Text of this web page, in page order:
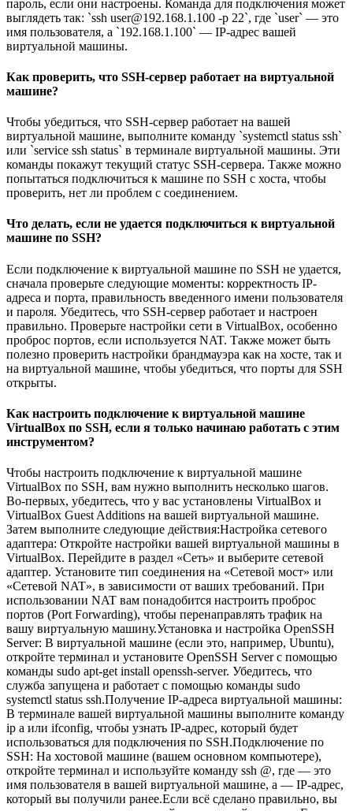
пароль, если они настроены. Команда для подключения может
выглядеть так: `ssh user@192.168.1.100 -p 22`, где `user` — это
имя пользователя, а `192.168.1.100` — IP-адрес вашей
виртуальной машины.
Как проверить, что SSH-сервер работает на виртуальной
машине?
Чтобы убедиться, что SSH-сервер работает на вашей
виртуальной машине, выполните команду `systemctl status ssh`
или `service ssh status` в терминале виртуальной машины. Эти
команды покажут текущий статус SSH-сервера. Также можно
попытаться подключиться к машине по SSH с хоста, чтобы
проверить, нет ли проблем с соединением.
Что делать, если не удается подключиться к виртуальной
машине по SSH?
Если подключение к виртуальной машине по SSH не удается,
сначала проверьте следующие моменты: корректность IP-
адреса и порта, правильность введенного имени пользователя
и пароля. Убедитесь, что SSH-сервер работает и настроен
правильно. Проверьте настройки сети в VirtualBox, особенно
проброс портов, если используется NAT. Также может быть
полезно проверить настройки брандмауэра как на хосте, так и
на виртуальной машине, чтобы убедиться, что порты для SSH
открыты.
Как настроить подключение к виртуальной машине
VirtualBox по SSH, если я только начинаю работать с этим
инструментом?
Чтобы настроить подключение к виртуальной машине
VirtualBox по SSH, вам нужно выполнить несколько шагов.
Во-первых, убедитесь, что у вас установлены VirtualBox и
VirtualBox Guest Additions на вашей виртуальной машине.
Затем выполните следующие действия:Настройка сетевого
адаптера: Откройте настройки вашей виртуальной машины в
VirtualBox. Перейдите в раздел «Сеть» и выберите сетевой
адаптер. Установите тип соединения на «Сетевой мост» или
«Сетевой NAT», в зависимости от ваших требований. При
использовании NAT вам понадобится настроить проброс
портов (Port Forwarding), чтобы перенаправлять трафик на
вашу виртуальную машину.Установка и настройка OpenSSH
Server: В виртуальной машине (если это, например, Ubuntu),
откройте терминал и установите OpenSSH Server с помощью
команды sudo apt-get install openssh-server. Убедитесь, что
служба запущена и работает с помощью команды sudo
systemctl status ssh.Получение IP-адреса виртуальной машины:
В терминале вашей виртуальной машины выполните команду
ip a или ifconfig, чтобы узнать IP-адрес, который будет
использоваться для подключения по SSH.Подключение по
SSH: На хостовой машине (вашем основном компьютере),
откройте терминал и используйте команду ssh @, где — это
имя пользователя в вашей виртуальной машине, а — IP-адрес,
который вы получили ранее.Если всё сделано правильно, вы